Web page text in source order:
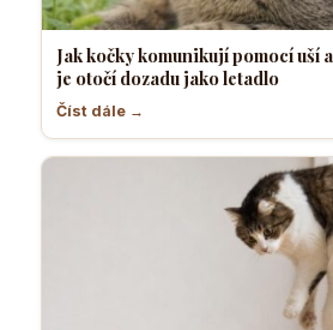
Jak kočky komunikují pomocí uší
je otočí dozadu jako letadlo
Číst dále →